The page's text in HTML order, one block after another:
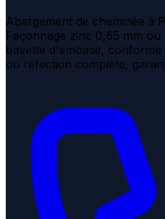
Abergement de cheminée à
Façonnage zinc 0,65 mm
bavette d'embase,
ou réfection complète,